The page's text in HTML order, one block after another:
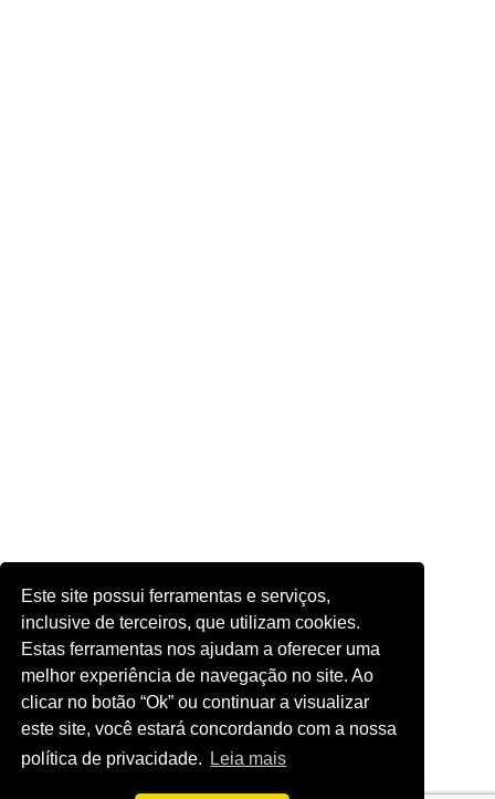
Este site possui ferramentas e serviços,
inclusive de terceiros, que utilizam cookies.
Estas ferramentas nos ajudam a oferecer uma
melhor experiência de navegação no site. Ao
clicar no botão “Ok” ou continuar a visualizar
este site, você estará concordando com a nossa
política de privacidade.
Leia mais